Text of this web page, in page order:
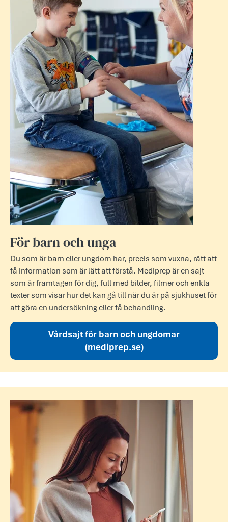
För barn och unga
Du som är barn eller ungdom har, precis som vuxna, rätt att
få information som är lätt att förstå. Mediprep är en sajt
som är framtagen för dig, full med bilder, filmer och enkla
texter som visar hur det kan gå till när du är på sjukhuset för
att göra en undersökning eller få behandling.
Vårdsajt för barn och ungdomar
(mediprep.se)